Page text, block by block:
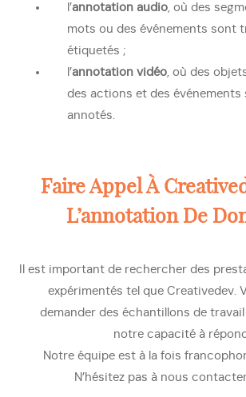
l’annotation audio , où des
mots ou des événements sont
étiquetés ;
l’annotation vidéo , où des
des actions et des
annotés.
Faire Appel À
L’annotation De
Il est important de rechercher des
expérimentés tel que Creativedev.
demander des échantillons de
notre capacité à
Notre équipe est à la fois
N’hésitez pas à nous